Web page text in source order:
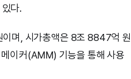
다.
며, 시가총액은 8조 8847억 원
이커(AMM) 기능을 통해 사용